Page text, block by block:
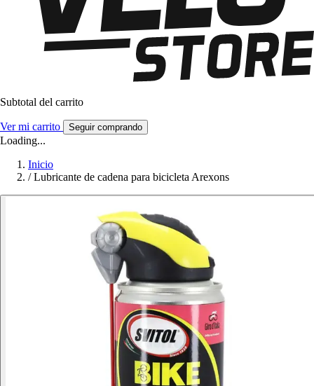
Subtotal del carrito
Ver mi carrito Seguir comprando
Loading...
Inicio
/ Lubricante de cadena para bicicleta Arexons